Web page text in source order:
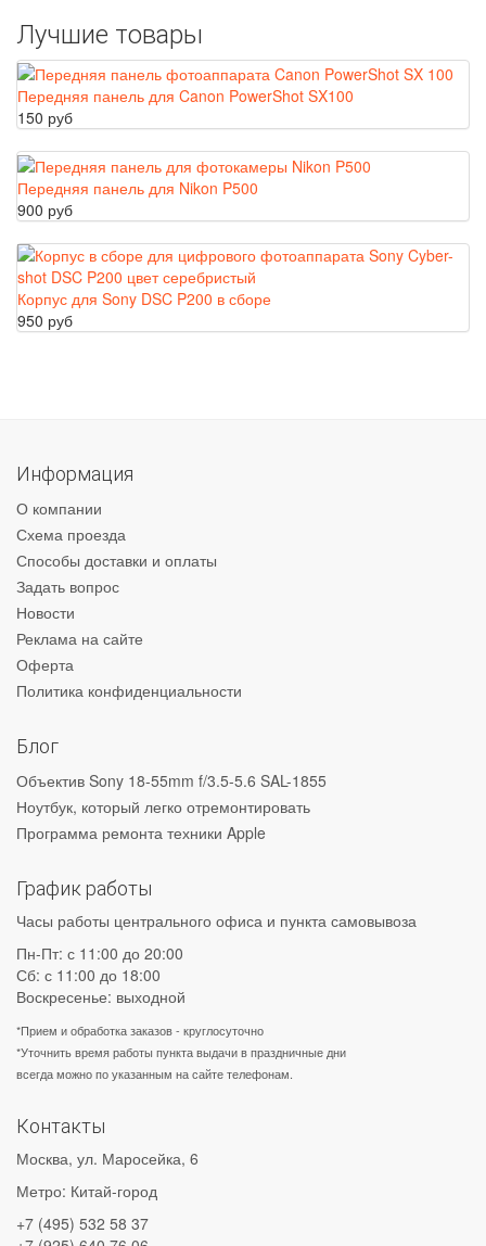
Лучшие товары
Передняя панель для Canon PowerShot SX100
150 руб
Передняя панель для Nikon P500
900 руб
Корпус для Sony DSC P200 в сборе
950 руб
Информация
О компании
Схема проезда
Способы доставки и оплаты
Задать вопрос
Новости
Реклама на сайте
Оферта
Политика конфиденциальности
Блог
Объектив Sony 18-55mm f/3.5-5.6 SAL-1855
Ноутбук, который легко отремонтировать
Программа ремонта техники Apple
График работы
Часы работы центрального офиса и пункта самовывоза
Пн-Пт: с 11:00 до 20:00
Сб: с 11:00 до 18:00
Воскресенье: выходной
*Прием и обработка заказов - круглосуточно
*Уточнить время работы пункта выдачи в праздничные дни
всегда можно по указанным на сайте телефонам.
Контакты
Москва, ул. Маросейка, 6
Метро: Китай-город
+7 (495) 532 58 37